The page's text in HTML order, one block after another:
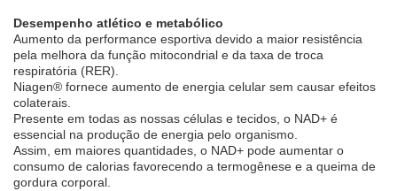
Desempenho atlético e metabólico
Aumento da performance esportiva devido a maior resistência
pela melhora da função mitocondrial e da taxa de troca
respiratória (RER).
Niagen® fornece aumento de energia celular sem causar efeitos
colaterais.
Presente em todas as nossas células e tecidos, o NAD+ é
essencial na produção de energia pelo organismo.
Assim, em maiores quantidades, o NAD+ pode aumentar o
consumo de calorias favorecendo a termogênese e a queima de
gordura corporal.